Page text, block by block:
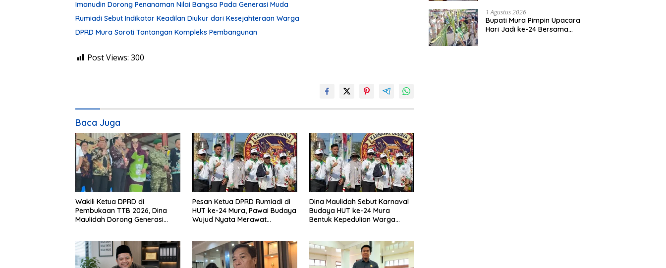
Imanudin Dorong Penanaman Nilai Bangsa Pada Generasi Muda
Rumiadi Sebut Indikator Keadilan Diukur dari Kesejahteraan Warga
DPRD Mura Soroti Tantangan Kompleks Pembangunan
Post Views: 300
Baca Juga
Wakili Ketua DPRD di
Pembukaan TTB 2026, Dina
Maulidah Dorong Generasi
Pesan Ketua DPRD Rumiadi di
HUT ke-24 Mura, Pawai Budaya
Wujud Nyata Merawat
Dina Maulidah Sebut Karnaval
Budaya HUT ke-24 Mura
Bentuk Kepedulian Warga
1 Agustus 2026
Bupati Mura Pimpin Upacara
Hari Jadi ke-24 Bersama